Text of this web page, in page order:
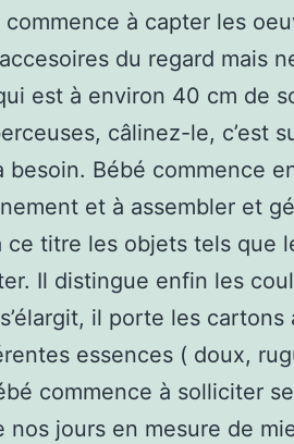
à capter les
du regard mais
est à environ 40 cm de
câlinez-le, c’est
besoin. Bébé commence
et à assembler et
ce titre les objets tels que
Il distingue enfin les
il porte les cartons
essences ( doux,
commence à solliciter
nos jours en mesure de